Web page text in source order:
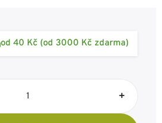
od 40 Kč (od 3000 Kč zdarma)
+